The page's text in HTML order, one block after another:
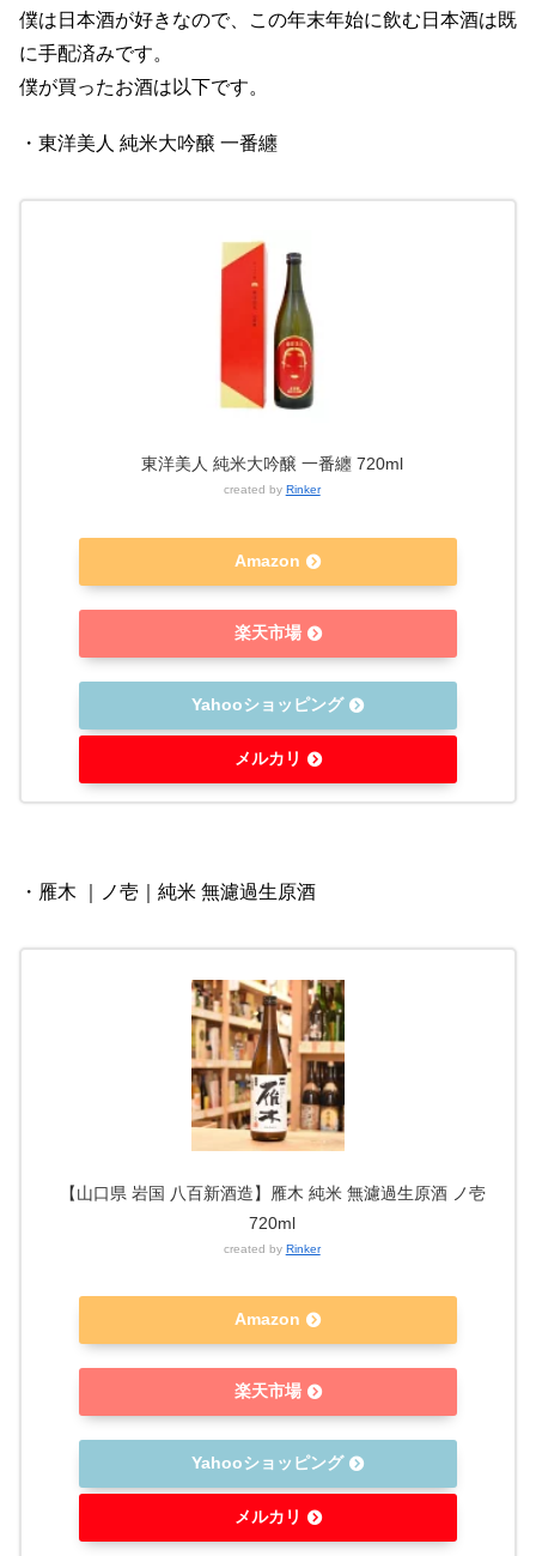
僕は日本酒が好きなので、この年末年始に飲む日本酒は既
に手配済みです。
僕が買ったお酒は以下です。
・東洋美人 純米大吟醸 一番纏
東洋美人 純米大吟醸 一番纏 720ml
created by Rinker
Amazon
楽天市場
Yahooショッピング
メルカリ
・雁木 ｜ノ壱｜純米 無濾過生原酒
【山口県 岩国 八百新酒造】雁木 純米 無濾過生原酒 ノ壱
720ml
created by Rinker
Amazon
楽天市場
Yahooショッピング
メルカリ